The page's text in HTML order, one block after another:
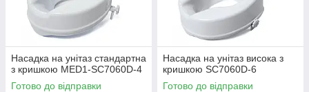
Насадка на унітаз стандартна
з кришкою MED1-SC7060D-4
Готово до відправки
Насадка на унітаз висока з
кришкою SC7060D-6
Готово до відправки